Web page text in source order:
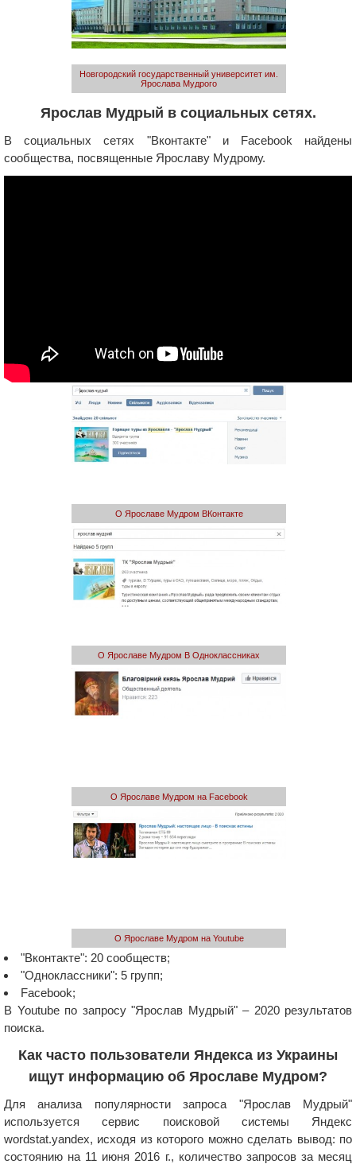
Новгородский государственный университет им.
Ярослава Мудрого
Ярослав Мудрый в социальных сетях.
В социальных сетях "Вконтакте" и Facebook найдены
сообщества, посвященные Ярославу Мудрому.
О Ярославе Мудром ВКонтакте
О Ярославе Мудром В Одноклассниках
О Ярославе Мудром на Facebook
О Ярославе Мудром на Youtube
"Вконтакте": 20 сообществ;
"Одноклассники": 5 групп;
Facebook;
В Youtube по запросу "Ярослав Мудрый" – 2020 результатов
поиска.
Как часто пользователи Яндекса из Украины
ищут информацию об Ярославе Мудром?
Для анализа популярности запроса "Ярослав Мудрый"
используется сервис поисковой системы Яндекс
wordstat.yandex, исходя из которого можно сделать вывод: по
состоянию на 11 июня 2016 г., количество запросов за месяц